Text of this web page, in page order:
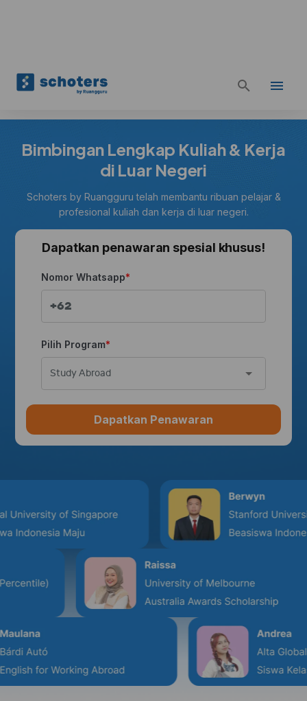
Bimbingan Lengkap Kuliah & Kerja
di Luar Negeri
Schoters by Ruangguru telah membantu ribuan pelajar &
profesional kuliah dan kerja di luar negeri.
Dapatkan penawaran spesial khusus!
Nomor Whatsapp
+62
Pilih Program
Study Abroad
Dapatkan Penawaran